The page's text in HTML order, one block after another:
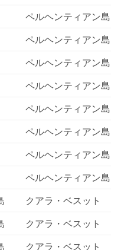
大きくなる場合があり
クシーズンには、より
多いので、事前予約を
気の路線でウォークイ
ができることがありま
なることがあるので、
を確認し、チェックイ
い。国際航路では、こ
とがあります。最後にな
るすべての乗客に独自
この料金は通常、航空
、注意してください。
ペルヘンティアン島
ペルヘンティアン島
ペルヘンティアン島
ペルヘンティアン島
ペルヘンティアン島
ペルヘンティアン島
ペルヘンティアン島
ペルヘンティアン島
クアラ・ベスット
クアラ・ベスット
クアラ・ベスット